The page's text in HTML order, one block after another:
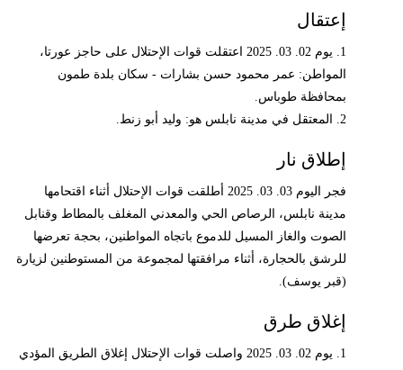
إعتقال
1. يوم 02. 03. 2025 اعتقلت قوات الإحتلال على حاجز عورتا،
المواطن: عمر محمود حسن بشارات - سكان بلدة طمون
بمحافظة طوباس.
2. المعتقل في مدينة نابلس هو: وليد أبو زنط.
إطلاق نار
فجر اليوم 03. 03. 2025 أطلقت قوات الإحتلال أثناء اقتحامها
مدينة نابلس، الرصاص الحي والمعدني المغلف بالمطاط وقنابل
الصوت والغاز المسيل للدموع باتجاه المواطنين، بحجة تعرضها
للرشق بالحجارة، أثناء مرافقتها لمجموعة من المستوطنين لزيارة
(قبر يوسف).
إغلاق طرق
1. يوم 02. 03. 2025 واصلت قوات الإحتلال إغلاق الطريق المؤدي